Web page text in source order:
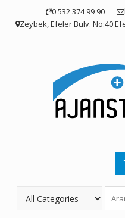
0 532 374 99 90
Zeybek, Efeler Bulv. No:40